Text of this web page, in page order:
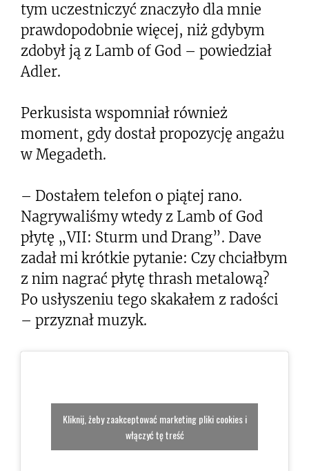
tym uczestniczyć znaczyło dla mnie
prawdopodobnie więcej, niż gdybym
zdobył ją z Lamb of God – powiedział
Adler.
Perkusista wspomniał również
moment, gdy dostał propozycję angażu
w Megadeth.
– Dostałem telefon o piątej rano.
Nagrywaliśmy wtedy z Lamb of God
płytę „VII: Sturm und Drang”. Dave
zadał mi krótkie pytanie: Czy chciałbym
z nim nagrać płytę thrash metalową?
Po usłyszeniu tego skakałem z radości
– przyznał muzyk.
Kliknij, żeby zaakceptować marketing pliki cookies i
włączyć tę treść